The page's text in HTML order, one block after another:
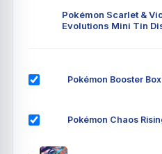
Pokémon Scarlet &
Evolutions Mini Tin
Pokémon Booster
Pokémon Chaos